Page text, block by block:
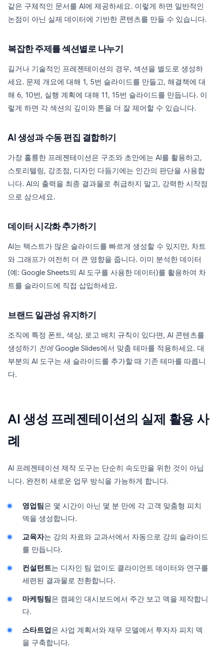
같은 구체적인 문서를 AI에 제공하세요. 이렇게 하면 일반적인
논점이 아닌 실제 데이터에 기반한 콘텐츠를 만들 수 있습니다.
복잡한 주제를 섹션별로 나누기
길거나 기술적인 프레젠테이션의 경우, 섹션을 별도로 생성하
세요. 문제 개요에 대해 1, 5번 슬라이드를 만들고, 해결책에 대
해 6, 10번, 실행 계획에 대해 11, 15번 슬라이드를 만듭니다. 이
렇게 하면 각 섹션의 깊이와 톤을 더 잘 제어할 수 있습니다.
AI 생성과 수동 편집 결합하기
가장 훌륭한 프레젠테이션은 구조와 초안에는 AI를 활용하고,
스토리텔링, 강조점, 디자인 다듬기에는 인간의 판단을 사용합
니다. AI의 출력을 최종 결과물로 취급하지 말고, 강력한 시작점
으로 삼으세요.
데이터 시각화 추가하기
AI는 텍스트가 많은 슬라이드를 빠르게 생성할 수 있지만, 차트
와 그래프가 여전히 더 큰 영향을 줍니다. 이미 분석한 데이터
(예: Google Sheets의 AI 도구를 사용한 데이터)를 활용하여 차
트를 슬라이드에 직접 삽입하세요.
브랜드 일관성 유지하기
조직에 특정 폰트, 색상, 로고 배치 규칙이 있다면, AI 콘텐츠를
생성하기
전에Google Slides에서 맞춤 테마를 적용하세요. 대
부분의 AI 도구는 새 슬라이드를 추가할 때 기존 테마를 따릅니
다.
AI 생성 프레젠테이션의 실제 활용 사
례
AI 프레젠테이션 제작 도구는 단순히 속도만을 위한 것이 아닙
니다. 완전히 새로운 업무 방식을 가능하게 합니다.
영업팀 은 몇 시간이 아닌 몇 분 만에 각 고객 맞춤형 피치
덱을 생성합니다.
교육자는 강의 자료와 교과서에서 자동으로 강의 슬라이드
를 만듭니다.
컨설턴트는 디자인 팀 없이도 클라이언트 데이터와 연구를
세련된 결과물로 전환합니다.
마케팅팀 은 캠페인 대시보드에서 주간 보고 덱을 제작합니
다.
스타트업 은 사업 계획서와 재무 모델에서 투자자 피치 덱
을 구축합니다.